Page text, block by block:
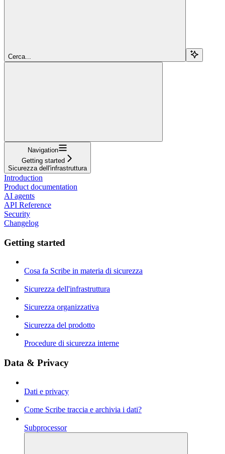
Cerca...
Navigation
Getting started
Sicurezza dell'infrastruttura
Introduction
Product documentation
AI agents
API Reference
Security
Changelog
Getting started
Cosa fa Scribe in materia di sicurezza
Sicurezza dell'infrastruttura
Sicurezza organizzativa
Sicurezza del prodotto
Procedure di sicurezza interne
Data & Privacy
Dati e privacy
Come Scribe traccia e archivia i dati?
Subprocessor